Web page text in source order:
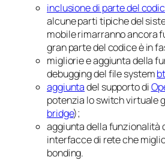
inclusione di parte del
alcune parti tipiche del
mobile rimarranno ancora
gran parte del codice è in
migliorie e aggiunta della
debugging del file system
aggiuntadel supporto di
potenzia lo switch virtuale
bridge);
aggiunta della funzionalità
interfacce di rete che
bonding.